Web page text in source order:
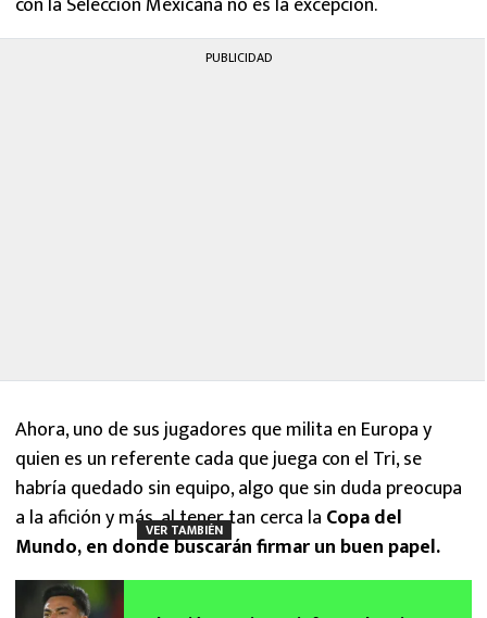
PUBLICIDAD
Ahora, uno de sus jugadores que milita en Europa y
quien es un referente cada que juega con el Tri, se
habría quedado sin equipo, algo que sin duda preocupa
a la afición y más, al tener tan cerca la Copa del
Mundo, en donde buscarán firmar un buen papel.
VER TAMBIÉN